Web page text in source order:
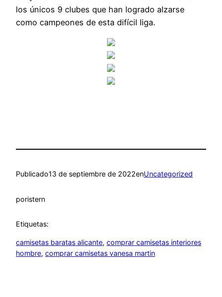
los únicos 9 clubes que han logrado alzarse
como campeones de esta difícil liga.
Publicado13 de septiembre de 2022enUncategorized
poristern
Etiquetas:
camisetas baratas alicante, comprar camisetas interiores
hombre, comprar camisetas vanesa martin